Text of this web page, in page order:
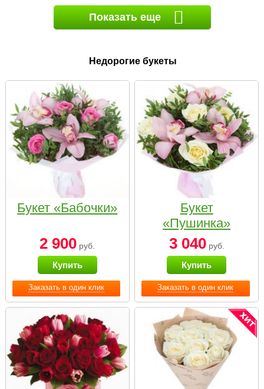
Показать еще
Недорогие букеты
Заказать в один клик
Букет «Бабочки»
2 900 руб.
Купить
Заказать в один клик
Букет
«Пушинка»
3 040руб.
Купить